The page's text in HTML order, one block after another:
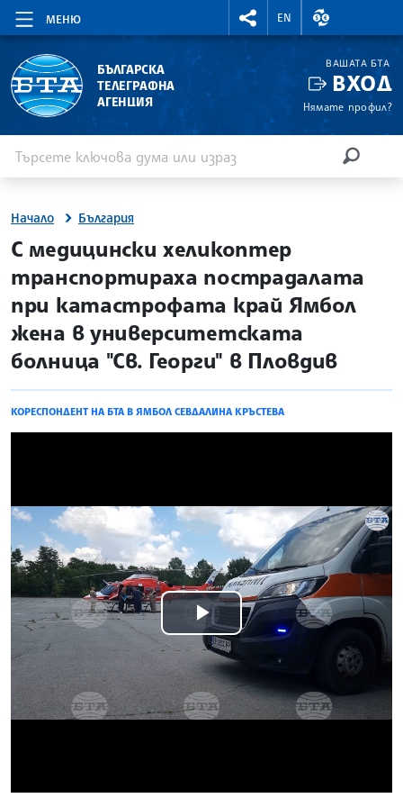
МЕНЮ
RIGHTMENU.SOCIAL
EN
ВАЛУТНИ
БЪЛГАРСКА
ТЕЛЕГРАФНА
АГЕНЦИЯ
ВАШАТА БТА
ВХОД
Нямате профил?
Начало България
site.bta
С медицински хеликоптер
транспортираха пострадалата
при катастрофата край Ямбол
жена в университетската
болница "Св. Георги" в Пловдив
КОРЕСПОНДЕНТ НА БТА В ЯМБОЛ СЕВДАЛИНА КРЪСТЕВА
Play
Video